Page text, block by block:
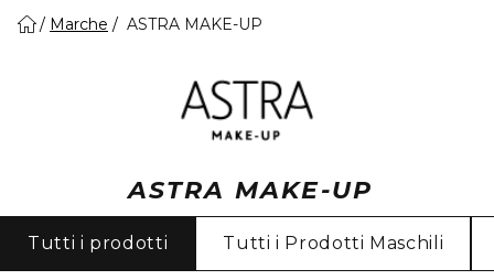
Marche ASTRA MAKE-UP
ASTRA MAKE-UP
Tutti i prodotti Tutti i Prodotti Maschili